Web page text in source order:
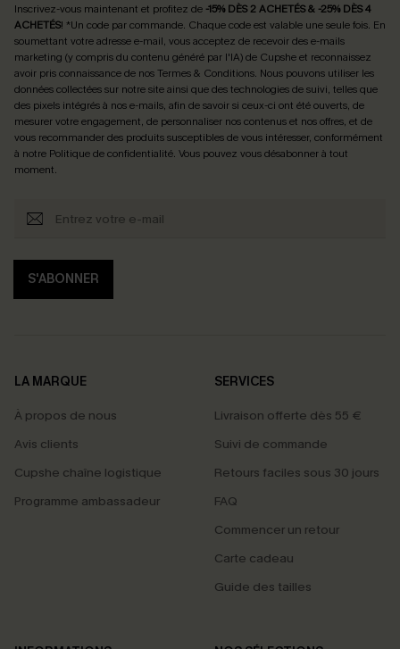
Inscrivez-vous maintenant et profitez de -15% DÈS 2 ACHETÉS & -25% DÈS 4
ACHETÉS! *Un code par commande. Chaque code est valable une seule fois. En
soumettant votre adresse e-mail, vous acceptez de recevoir des e-mails
marketing (y compris du contenu généré par l'IA) de Cupshe et reconnaissez
avoir pris connaissance de nosTermes & Conditions. Nous pouvons utiliser les
données collectées sur notre site ainsi que des technologies de suivi, telles que
des pixels intégrés à nos e-mails, afin de savoir si ceux-ci ont été ouverts, de
mesurer votre engagement, de personnaliser nos contenus et nos offres, et de
vous recommander des produits susceptibles de vous intéresser, conformément
à notre Politique de confidentialité. Vous pouvez vous désabonner à tout
moment.
S'ABONNER
LA MARQUE
À propos de nous
Avis clients
Cupshe chaîne logistique
Programme ambassadeur
SERVICES
Livraison offerte dès 55 €
Suivi de commande
Retours faciles sous 30 jours
FAQ
Commencer un retour
Carte cadeau
Guide des tailles
PROFITEZ DE -15%